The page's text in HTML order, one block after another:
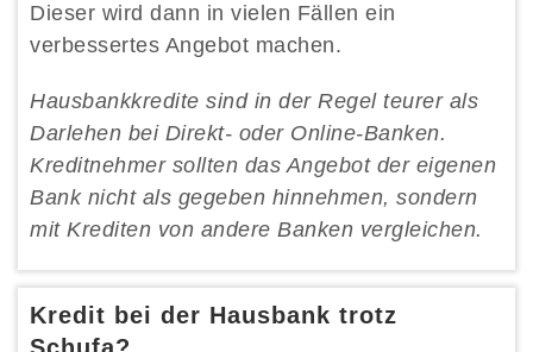
Dieser wird dann in vielen Fällen ein
verbessertes Angebot machen.
Hausbankkredite sind in der Regel teurer als
Darlehen bei Direkt- oder Online-Banken.
Kreditnehmer sollten das Angebot der eigenen
Bank nicht als gegeben hinnehmen, sondern
mit Krediten von andere Banken vergleichen.
Kredit bei der Hausbank trotz